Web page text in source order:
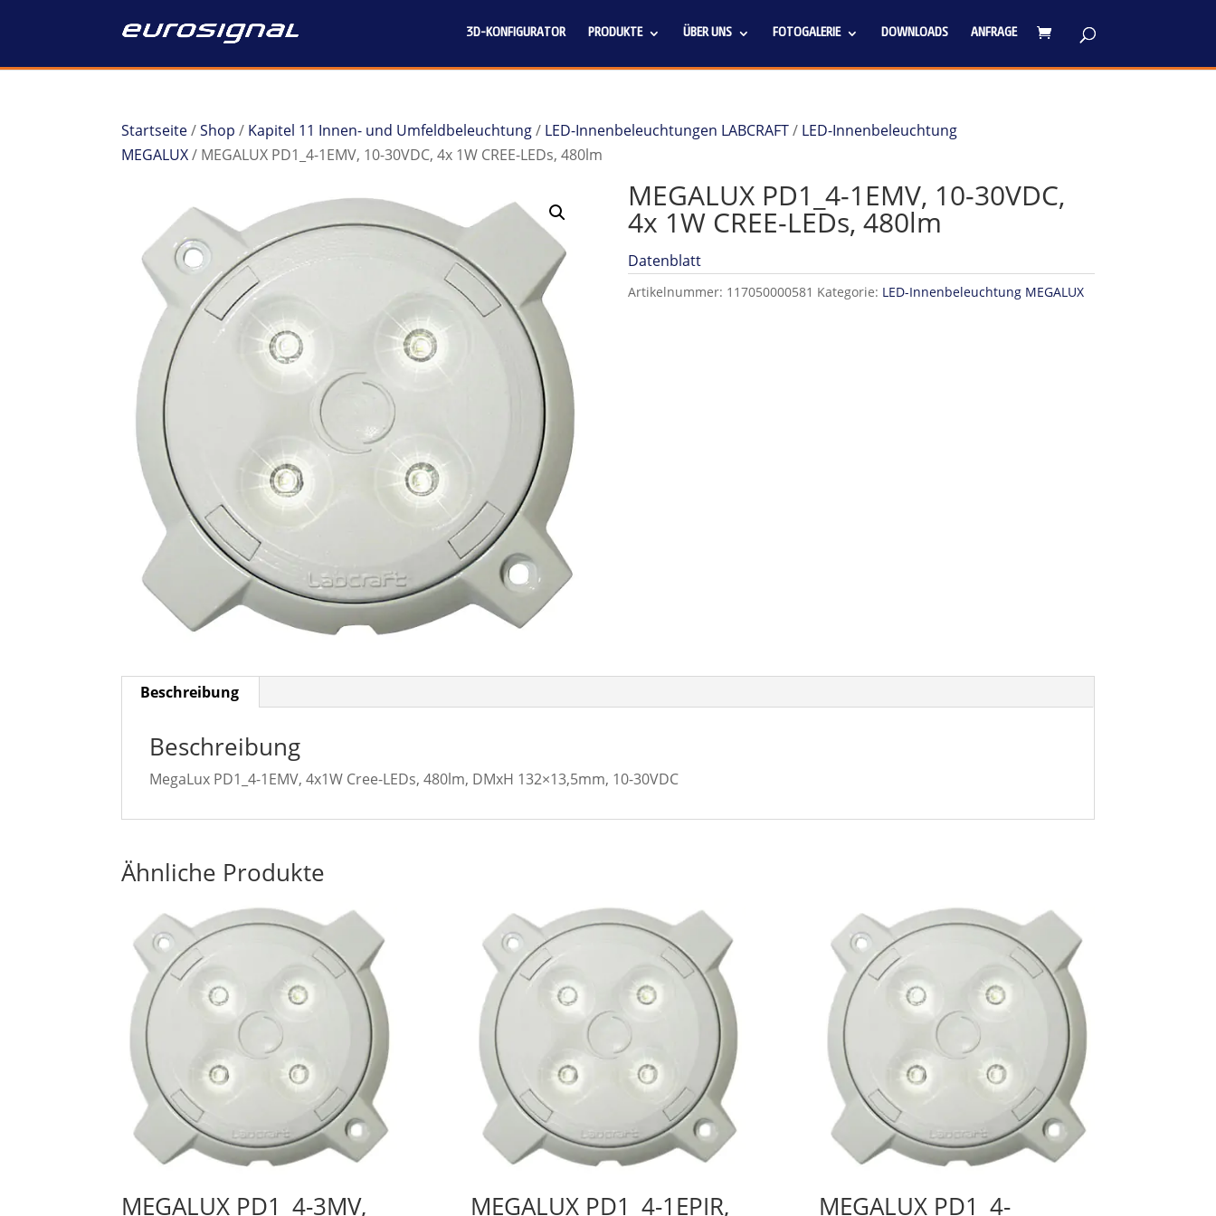
3D-KONFIGURATOR PRODUKTE ÜBER UNS FOTOGALERIE DOWNLOADS ANFRAGE
Startseite/Shop / Kapitel 11 Innen- und Umfeldbeleuchtung/ LED-Innenbeleuchtungen LABCRAFT/ LED-Innenbeleuchtung
MEGALUX/ MEGALUX PD1_4-1EMV, 10-30VDC, 4x 1W CREE-LEDs, 480lm
MEGALUX PD1_4-1EMV, 10-30VDC,
4x 1W CREE-LEDs, 480lm
Datenblatt
Artikelnummer: 117050000581 Kategorie: LED-Innenbeleuchtung MEGALUX
Beschreibung
Beschreibung
MegaLux PD1_4-1EMV, 4x1W Cree-LEDs, 480lm, DMxH 132×13,5mm, 10-30VDC
Ähnliche Produkte
MEGALUX PD1_4-3MV, MEGALUX PD1_4-1EPIR, MEGALUX PD1_4-